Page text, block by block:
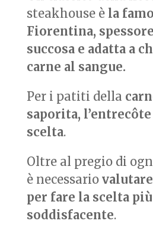
steakhouse è la
Fiorentina,
succosa e adatta a
carne al sangue.
Per i patiti della
saporita,
scelta.
Oltre al pregio di
è necessario
per fare la scelta più
soddisfacente.